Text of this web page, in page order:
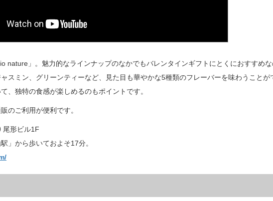
nature」。魅力的なラインナップのなかでもバレンタインギフトにとくにおすすめ
スミン、グリーンティーなど、見た目も華やかな5種類のフレーバーを味わうことが
、独特の食感が楽しめるのもポイントです。
のご利用が便利です。
尾形ビル1F
」から歩いておよそ17分。